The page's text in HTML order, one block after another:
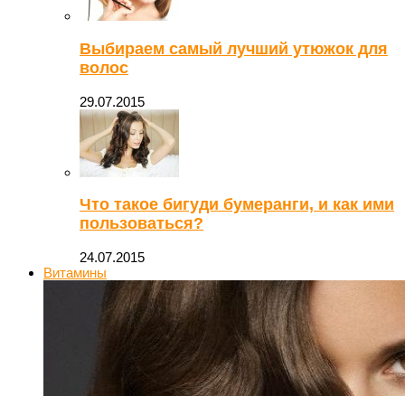
Выбираем самый лучший утюжок для
волос
29.07.2015
Что такое бигуди бумеранги, и как ими
пользоваться?
24.07.2015
Витамины